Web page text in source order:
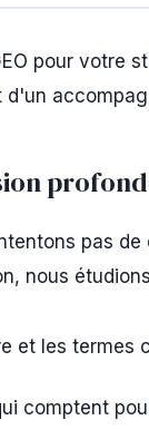
pour votre
d'un
pas
nous
et les termes
comptent